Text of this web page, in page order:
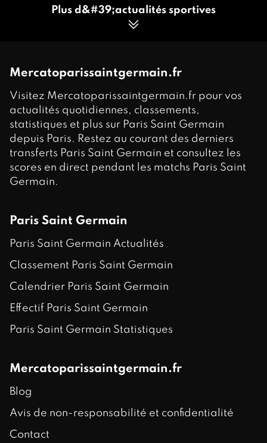
Plus d&#39;actualités sportives
Mercatoparissaintgermain.fr
Visitez Mercatoparissaintgermain.fr pour vos
actualités quotidiennes, classements,
statistiques et plus sur Paris Saint Germain
depuis Paris. Restez au courant des derniers
transferts Paris Saint Germain et consultez les
scores en direct pendant les matchs Paris Saint
Germain.
Paris Saint Germain
Paris Saint Germain Actualités
Classement Paris Saint Germain
Calendrier Paris Saint Germain
Effectif Paris Saint Germain
Paris Saint Germain Statistiques
Mercatoparissaintgermain.fr
Blog
Avis de non-responsabilité et confidentialité
Contact